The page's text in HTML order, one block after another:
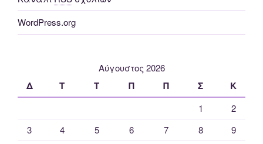
WordPress.org
Αύγουστος 2026
Δ Τ Τ Π Π Σ Κ
1
2
3
4 5 6 7 8
9